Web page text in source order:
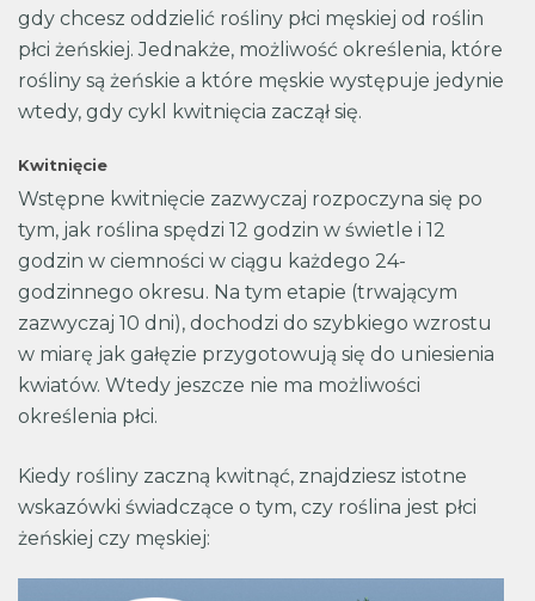
gdy chcesz oddzielić rośliny płci męskiej od roślin
płci żeńskiej. Jednakże, możliwość określenia, które
rośliny są żeńskie a które męskie występuje jedynie
wtedy, gdy cykl kwitnięcia zaczął się.
Kwitnięcie
Wstępne kwitnięcie zazwyczaj rozpoczyna się po
tym, jak roślina spędzi 12 godzin w świetle i 12
godzin w ciemności w ciągu każdego 24-
godzinnego okresu. Na tym etapie (trwającym
zazwyczaj 10 dni), dochodzi do szybkiego wzrostu
w miarę jak gałęzie przygotowują się do uniesienia
kwiatów. Wtedy jeszcze nie ma możliwości
określenia płci.
Kiedy rośliny zaczną kwitnąć, znajdziesz istotne
wskazówki świadczące o tym, czy roślina jest płci
żeńskiej czy męskiej: